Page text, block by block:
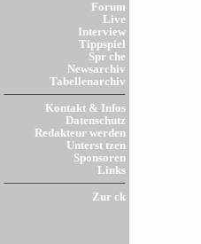
Forum
Live
Interview
Tippspiel
Spr che
Newsarchiv
Tabellenarchiv
Kontakt & Infos
Datenschutz
Redakteur werden
Unterst tzen
Sponsoren
Links
Zur ck